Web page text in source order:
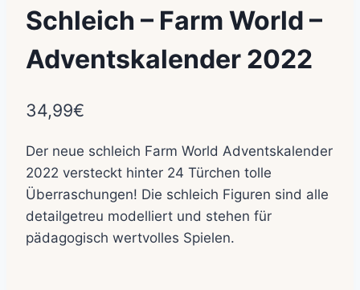
Schleich – Farm World –
Adventskalender 2022
34,99€
Der neue schleich Farm World Adventskalender
2022 versteckt hinter 24 Türchen tolle
Überraschungen! Die schleich Figuren sind alle
detailgetreu modelliert und stehen für
pädagogisch wertvolles Spielen.